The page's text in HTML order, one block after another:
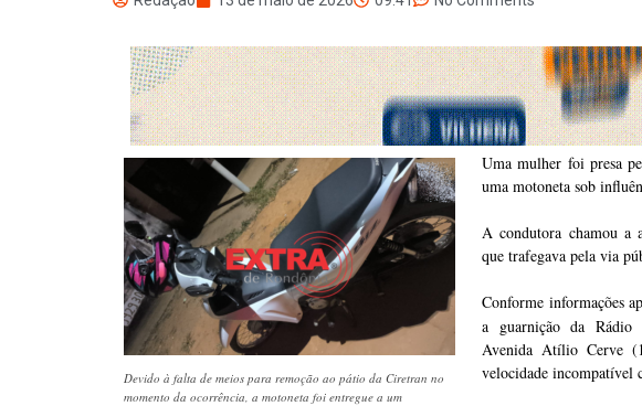
Devido à falta de meios para remoção ao pátio da Ciretran no
momento da ocorrência, a motoneta foi entregue a um
Uma mulher foi presa
uma motoneta sob
A condutora chamou a
que trafegava pela via
Conforme informações
a guarnição da Rádio
Avenida Atílio Cerve
velocidade incompatível